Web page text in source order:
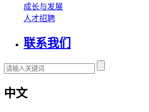
成长与发展
人才招聘
联系我们
中文